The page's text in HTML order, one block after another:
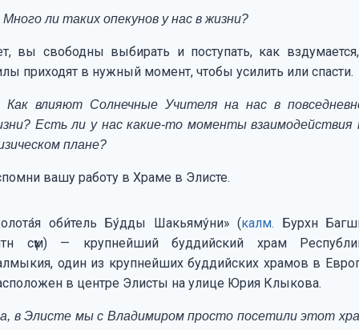
ли таких опекунов у нас в жизни?
вы свободны выбирать и поступать, как
приходят в нужный момент, чтобы усилить или спасти.
влияют Солнечные Учителя на нас в
Есть ли у нас какие-то моменты взаимодействия
плане?
вашу работу в Храме в Элисте.
оби́тель Бу́дды Шакьяму́ни» (калм. Бурхн
сүм) — крупнейший буддийский храм
один из крупнейших буддийских храмов в
в центре Элисты на улице Юрия Клыкова.
в Элисте мы с Владимиром просто посетили этот